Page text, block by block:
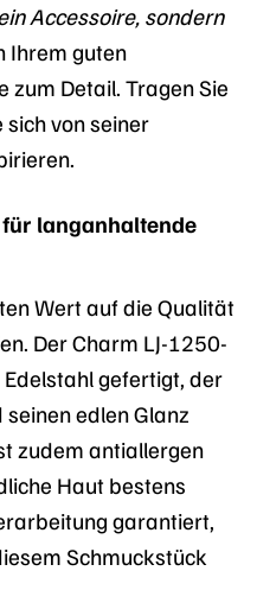
Accessoire, sondern
Ihrem guten
zum Detail. Tragen Sie
sich von seiner
langanhaltende
Wert auf die Qualität
Der Charm LJ-1250-
gefertigt, der
edlen Glanz
zudem antiallergen
Haut bestens
garantiert,
Schmuckstück